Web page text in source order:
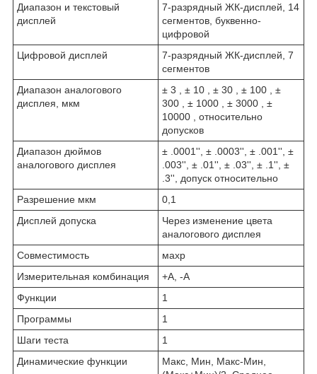
Диапазон и текстовый
дисплей
7-разрядный ЖК-дисплей, 14
сегментов, буквенно-
цифровой
Цифровой дисплей
7-разрядный ЖК-дисплей, 7
сегментов
Диапазон аналогового
дисплея, мкм
± 3 , ± 10 , ± 30 , ± 100 , ±
300 , ± 1000 , ± 3000 , ±
10000 , относительно
допусков
Диапазон дюймов
аналогового дисплея
± .0001'', ± .0003'', ± .001'', ±
.003'', ± .01'', ± .03'', ± .1'', ±
.3'', допуск относительно
Разрешение мкм
0,1
Дисплей допуска
Через изменение цвета
аналогового дисплея
Совместимость
махр
Измерительная комбинация
+А, -А
Функции
1
Программы
1
Шаги теста
1
Динамические функции
Макс, Мин, Макс-Мин,